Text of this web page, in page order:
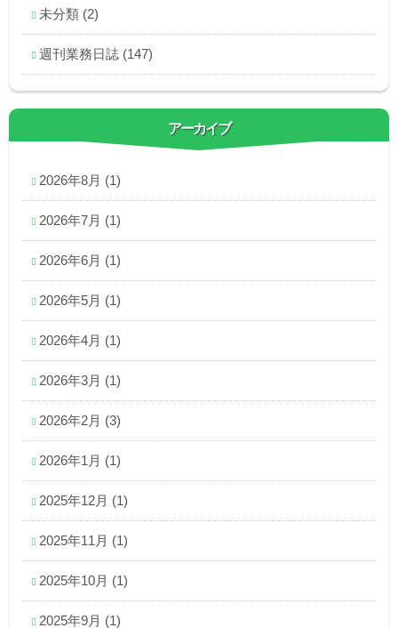
未分類 (2)
週刊業務日誌 (147)
アーカイブ
2026年8月 (1)
2026年7月 (1)
2026年6月 (1)
2026年5月 (1)
2026年4月 (1)
2026年3月 (1)
2026年2月 (3)
2026年1月 (1)
2025年12月 (1)
2025年11月 (1)
2025年10月 (1)
2025年9月 (1)